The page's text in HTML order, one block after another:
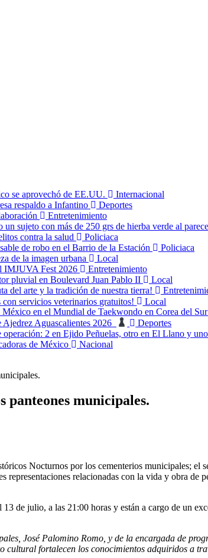
se aprovechó de EE.UU.
Internacional
respaldo a Infantino
Deportes
Entretenimiento
sujeto con más de 250 grs de hierba verde al
contra la salud
Policiaca
de robo en el Barrio de la Estación
Policiaca
de la imagen urbana
Local
IMJUVA Fest 2026
Entretenimiento
pluvial en Boulevard Juan Pablo II
Local
del arte y la tradición de nuestra tierra!
servicios veterinarios gratuitos!
Local
México en el Mundial de Taekwondo en Corea del Sur
Aguascalientes 2026
Deportes
operación: 2 en Ejido Peñuelas, otro en El Llano y
de México
Nacional
municipales.
Nocturnos por los cementerios municipales; el
representaciones relacionadas con la vida y obra
de julio, a las 21:00 horas y están a cargo de un
Palomino Romo, y de la encargada de
cultural fortalecen los conocimientos adquiridos a